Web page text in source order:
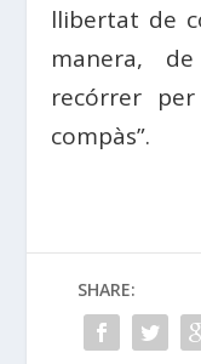
llibertat de
manera,
recórrer
compàs”.
SHARE: